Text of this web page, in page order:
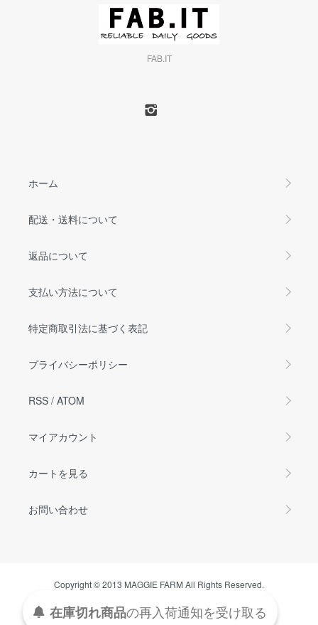
FAB.IT
ホーム
配送・送料について
返品について
支払い方法について
特定商取引法に基づく表記
プライバシーポリシー
RSS / ATOM
マイアカウント
カートを見る
お問い合わせ
Copyright © 2013 MAGGIE FARM All Rights Reserved.
Powered by
在庫切れ商品の再入荷通知を受け取る